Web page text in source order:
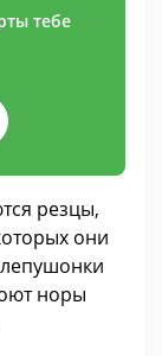
тебе
резцы,
они
норы